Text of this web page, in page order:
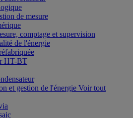
de mesure
comptage et supervision
de l'énergie
HT-BT
et gestion de l'énergie Voir tout